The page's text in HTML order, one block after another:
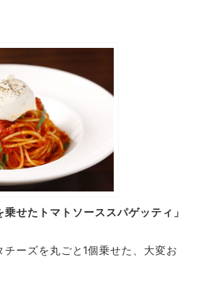
乗せたトマトソーススパゲッティ」
ーズを丸ごと1個乗せた、大変お